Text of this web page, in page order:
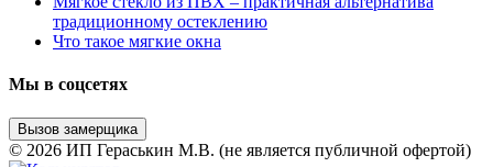
традиционному остеклению
Что такое мягкие окна
Мы в соцсетях
Вызов замерщика
© 2026 ИП Гераськин М.В. (не является публичной офертой)